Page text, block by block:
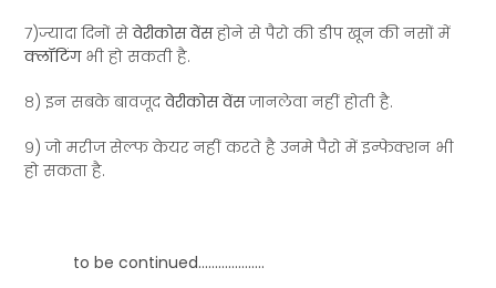
७)ज्यादा दिनों सेवेरीकोस वेंसहोने से पैरो की डीप खून की नसों में
क्लॉटिंगभी हो सकती है.
८) इन सबके बावजूदवेरीकोस वेंसजानलेवा नहीं होती है.
९) जो मरीज सेल्फ केयर नहीं करते है उनमे पैरो में इन्फेक्शन भी
हो सकता है.
to be continued………………..